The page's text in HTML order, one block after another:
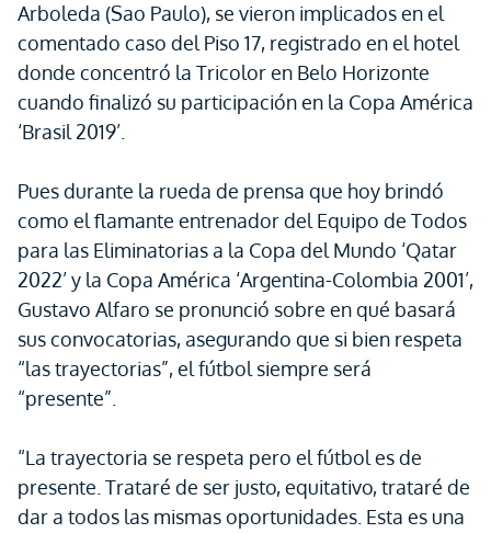
Arboleda (Sao Paulo), se vieron implicados en el
comentado caso del Piso 17, registrado en el hotel
donde concentró la Tricolor en Belo Horizonte
cuando finalizó su participación en la Copa América
‘Brasil 2019’.
Pues durante la rueda de prensa que hoy brindó
como el flamante entrenador del Equipo de Todos
para las Eliminatorias a la Copa del Mundo ‘Qatar
2022’ y la Copa América ‘Argentina-Colombia 2001’,
Gustavo Alfaro se pronunció sobre en qué basará
sus convocatorias, asegurando que si bien respeta
“las trayectorias”, el fútbol siempre será
“presente”.
“La trayectoria se respeta pero el fútbol es de
presente. Trataré de ser justo, equitativo, trataré de
dar a todos las mismas oportunidades. Esta es una